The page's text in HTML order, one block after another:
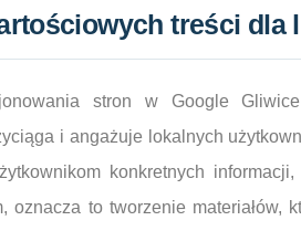
treści dla
stron w Google
i angażuje lokalnych
konkretnych
oznacza to tworzenie